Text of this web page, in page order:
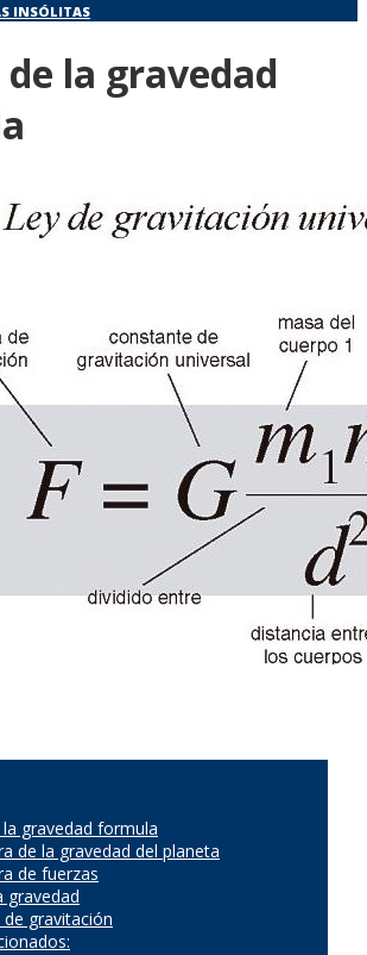
INSÓLITAS
de la gravedad
la gravedad formula
de la gravedad del planeta
de fuerzas
gravedad
gravitación